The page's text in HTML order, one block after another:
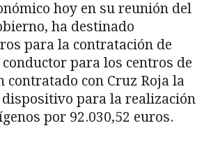
hoy en su reunión del
ha destinado
para la contratación de
para los centros de
contratado con Cruz Roja la
dispositivo para la realización
por 92.030,52 euros.